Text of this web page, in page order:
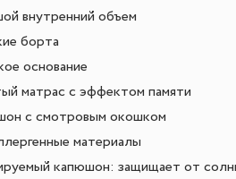
внутренний объем
борта
основание
матрас с эффектом памяти
с смотровым окошком
материалы
капюшон: защищает от